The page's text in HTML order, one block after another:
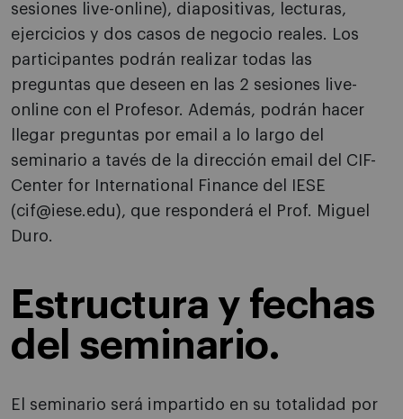
sesiones live-online), diapositivas, lecturas,
ejercicios y dos casos de negocio reales. Los
participantes podrán realizar todas las
preguntas que deseen en las 2 sesiones live-
online con el Profesor. Además, podrán hacer
llegar preguntas por email a lo largo del
seminario a tavés de la dirección email del CIF-
Center for International Finance del IESE
(cif@iese.edu), que responderá el Prof. Miguel
Duro.
Estructura y fechas
del seminario.
El seminario será impartido en su totalidad por